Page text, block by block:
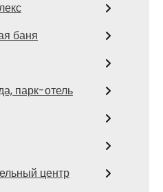
баня
парк-отель
центр